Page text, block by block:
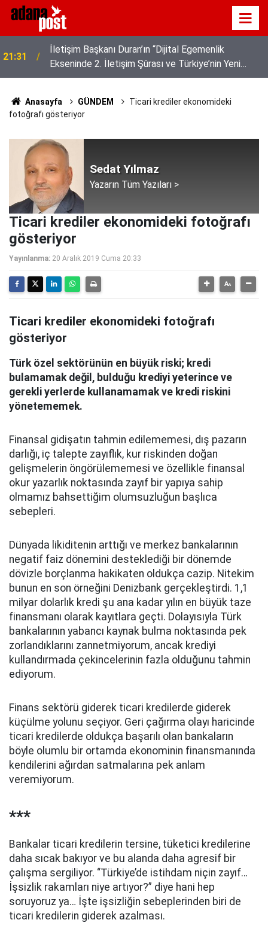
21:31
İletişim Başkanı Duran’ın “Dijital Egemenlik
Ekseninde 2. İletişim Şûrası ve Türkiye’nin Yeni
İletişim Vizyonu” başlıklı makales
Anasayfa GÜNDEM
Ticari krediler ekonomideki
fotoğrafı gösteriyor
Sedat Yılmaz
Yazarın Tüm Yazıları >
Ticari krediler ekonomideki fotoğrafı
gösteriyor
Yayınlanma: 20 Aralık 2019 Cuma 20:33
Ticari krediler ekonomideki fotoğrafı
gösteriyor
Türk özel sektörünün en büyük riski; kredi
bulamamak değil, bulduğu krediyi yeterince ve
gerekli yerlerde kullanamamak ve kredi riskini
yönetememek.
Finansal gidişatın tahmin edilememesi, dış pazarın
darlığı, iç talepte zayıflık, kur riskinden doğan
gelişmelerin öngörülememesi ve özellikle finansal
okur yazarlık noktasında zayıf bir yapıya sahip
olmamız bahsettiğim olumsuzluğun başlıca
sebepleri.
Dünyada likiditenin arttığı ve merkez bankalarının
negatif faiz dönemini desteklediği bir dönemde
dövizle borçlanma hakikaten oldukça cazip. Nitekim
bunun en son örneğini Denizbank gerçekleştirdi. 1,1
milyar dolarlık kredi şu ana kadar yılın en büyük taze
finansmanı olarak kayıtlara geçti. Dolayısıyla Türk
bankalarının yabancı kaynak bulma noktasında pek
zorlandıklarını zannetmiyorum, ancak krediyi
kullandırmada çekincelerinin fazla olduğunu tahmin
ediyorum.
Finans sektörü giderek ticari kredilerde giderek
küçülme yolunu seçiyor. Geri çağırma olayı haricinde
ticari kredilerde oldukça başarılı olan bankaların
böyle olumlu bir ortamda ekonominin finansmanında
kendilerini ağırdan satmalarına pek anlam
veremiyorum.
***
Bankalar ticari kredilerin tersine, tüketici kredilerine
daha sıcak bakıyor ve bu alanda daha agresif bir
çalışma sergiliyor. “Türkiye’de istihdam niçin zayıf…
İşsizlik rakamları niye artıyor?” diye hani hep
soruyoruz ya… İşte işsizliğin sebeplerinden biri de
ticari kredilerin giderek azalması.